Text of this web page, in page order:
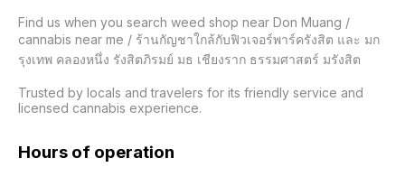
Find us when you search weed shop near Don Muang /
cannabis near me / ร้านกัญชาใกล้กับฟิวเจอร์พาร์ครังสิต และ มก
รุงเทพ คลองหนึ่ง รังสิตภิรมย์ มธ เชียงราก ธรรมศาสตร์ มรังสิต
Trusted by locals and travelers for its friendly service and
licensed cannabis experience.
Hours of operation